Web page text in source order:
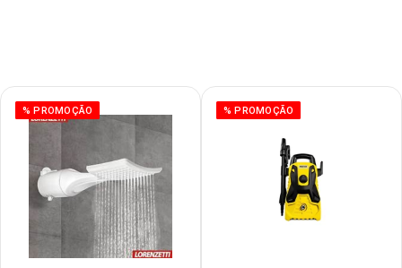
% PROMOÇÃO % PROMOÇÃO